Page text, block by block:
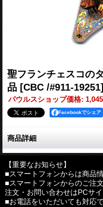
聖フランチェスコの
品 [CBC /#911-19251]
パウルスショップ価格:
Facebookでシェア
商品詳細
聖フランチェスコは財産をす
与え、人生を通して神の愛を
■タウ（T)とは…
ヘブライ語では、タウは最終
【重要なお知らせ】
■スマートフォンからは商品
■スマートフォンからのご注
注文・お問い合わせはPCサ
■お電話をいただいても対応